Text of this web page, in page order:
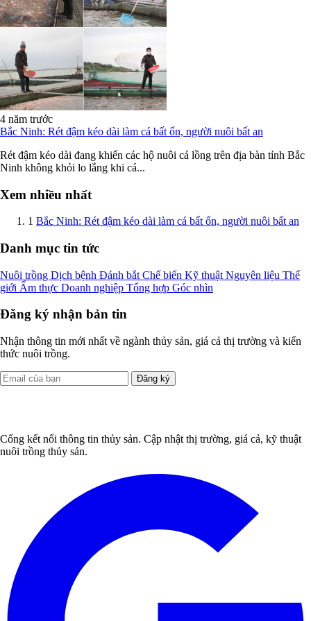
4 năm trước
Bắc Ninh: Rét đậm kéo dài làm cá bất ổn, người nuôi bất an
Rét đậm kéo dài đang khiến các hộ nuôi cá lồng trên địa bàn tỉnh Bắc
Ninh không khỏi lo lắng khi cá...
Xem nhiều nhất
1 Bắc Ninh: Rét đậm kéo dài làm cá bất ổn, người nuôi bất an
Danh mục tin tức
Nuôi trồng Dịch bệnh Đánh bắt Chế biến Kỹ thuật Nguyên liệu Thế
giới Ẩm thực Doanh nghiệp Tổng hợp Góc nhìn
Đăng ký nhận bản tin
Nhận thông tin mới nhất về ngành thủy sản, giá cả thị trường và kiến
thức nuôi trồng.
Đăng ký
Cổng kết nối thông tin thủy sản. Cập nhật thị trường, giá cả, kỹ thuật
nuôi trồng thủy sản.